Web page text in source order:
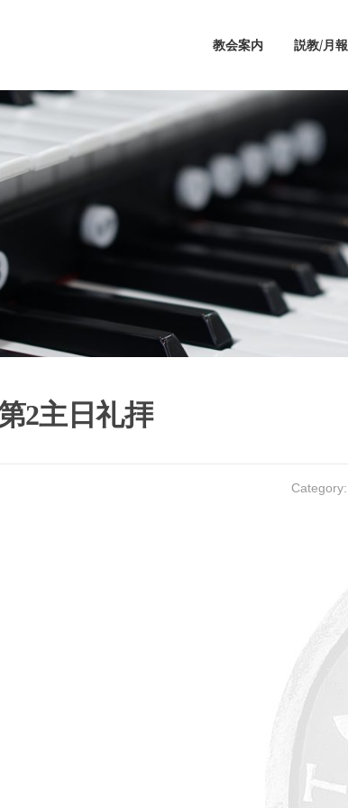
教会案内 説教/月報
2主日礼拝
Category: